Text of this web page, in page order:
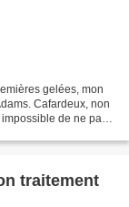
gelées, mon
Cafardeux, non
de ne pas
traitement